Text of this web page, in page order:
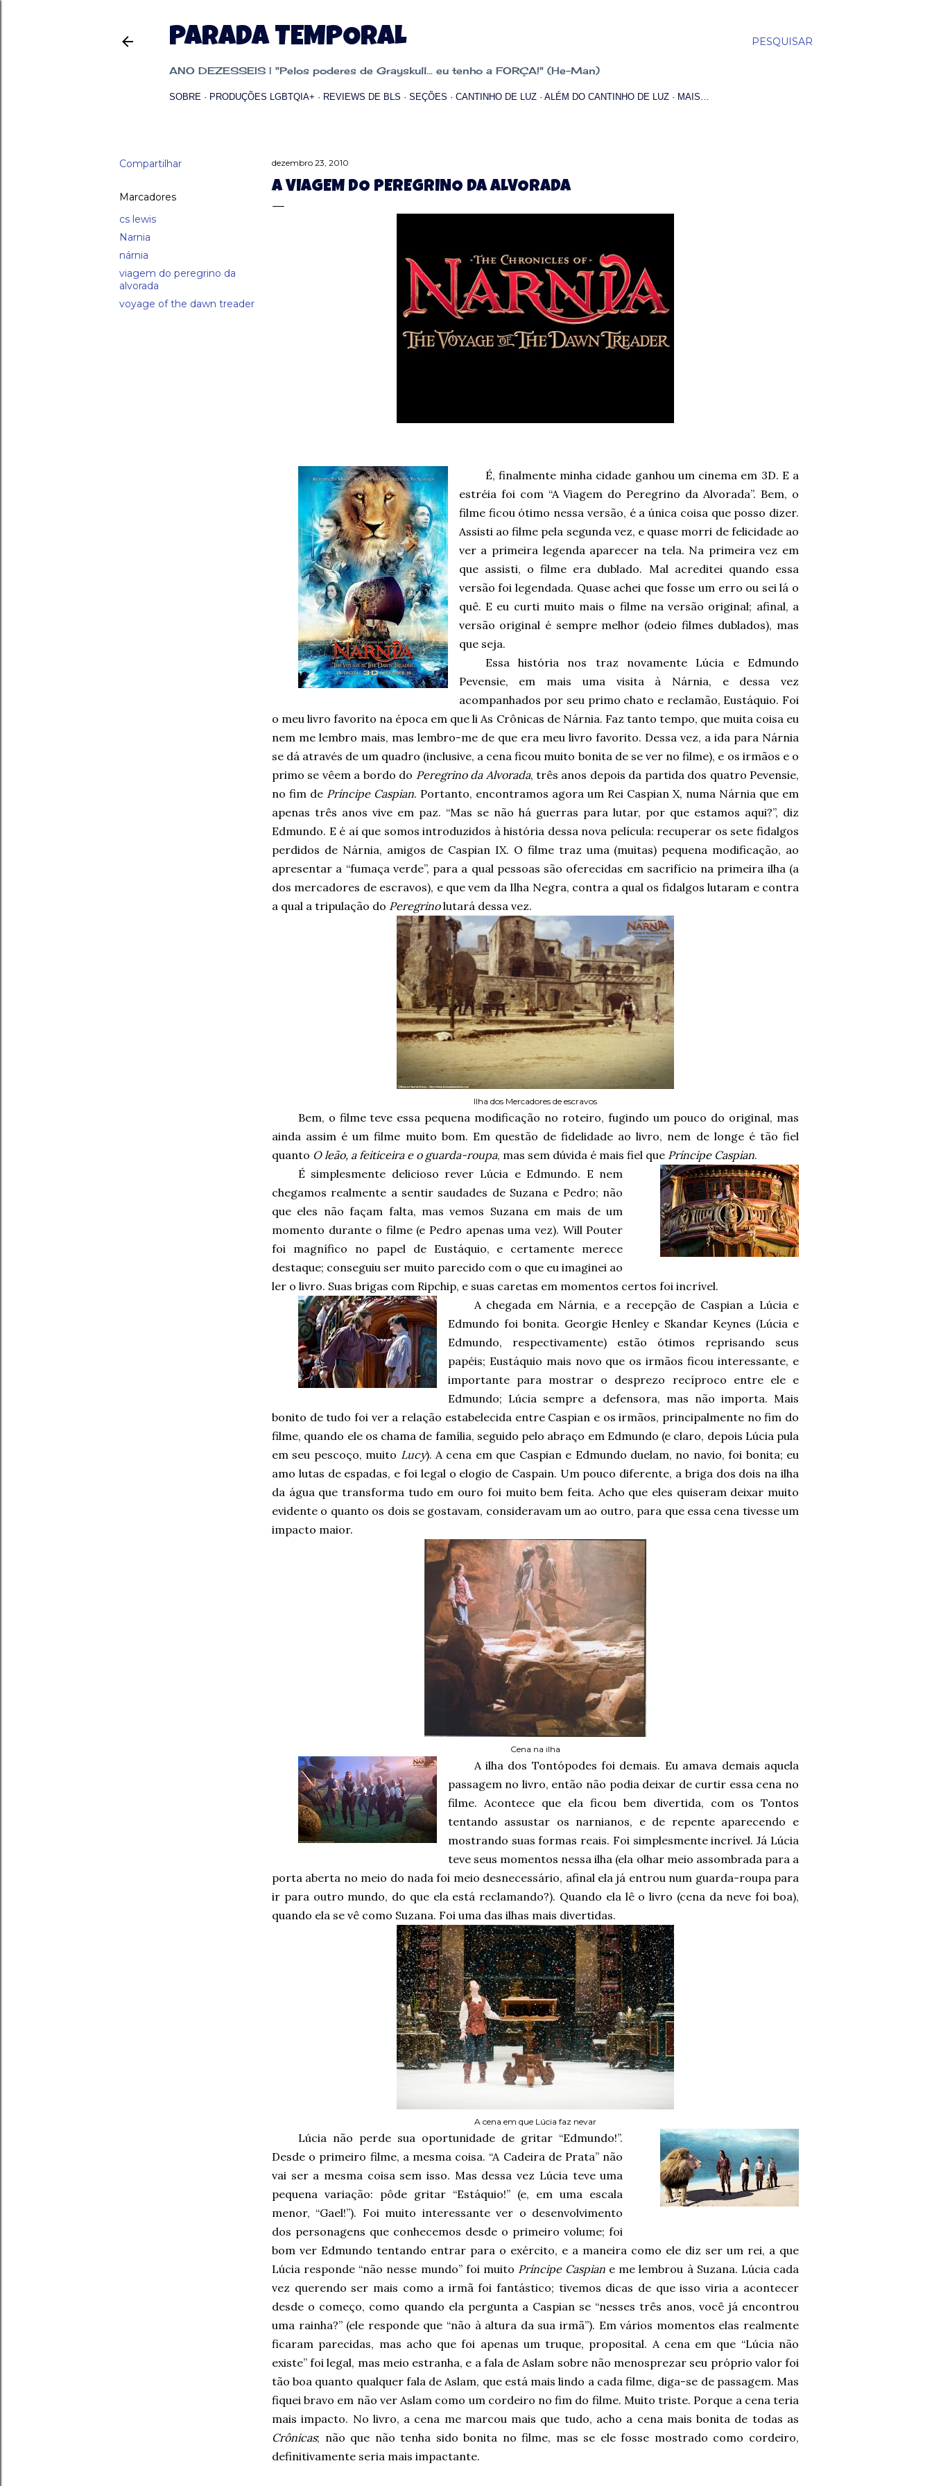
PESQUISAR
PARADA TEMPORAL
ANO DEZESSEIS | "Pelos poderes de Grayskull... eu tenho a FORÇA!" (He-Man)
SOBRE PRODUÇÕES LGBTQIA+ REVIEWS DE BLS SEÇÕES CANTINHO DE LUZ ALÉM DO CANTINHO DE LUZ MAIS…
Compartilhar
Marcadores
cs lewis
Narnia
nárnia
viagem do peregrino da
alvorada
voyage of the dawn treader
dezembro 23, 2010
A VIAGEM DO PEREGRINO DA ALVORADA
É, finalmente minha cidade ganhou um cinema em 3D. E a
estréia foi com “A Viagem do Peregrino da Alvorada”. Bem, o
filme ficou ótimo nessa versão, é a única coisa que posso dizer.
Assisti ao filme pela segunda vez, e quase morri de felicidade ao
ver a primeira legenda aparecer na tela. Na primeira vez em
que assisti, o filme era dublado. Mal acreditei quando essa
versão foi legendada. Quase achei que fosse um erro ou sei lá o
quê. E eu curti muito mais o filme na versão original; afinal, a
versão original é sempre melhor (odeio filmes dublados), mas
que seja.
Essa história nos traz novamente Lúcia e Edmundo
Pevensie, em mais uma visita à Nárnia, e dessa vez
acompanhados por seu primo chato e reclamão, Eustáquio. Foi
o meu livro favorito na época em que li As Crônicas de Nárnia. Faz tanto tempo, que muita coisa eu
nem me lembro mais, mas lembro-me de que era meu livro favorito. Dessa vez, a ida para Nárnia
se dá através de um quadro (inclusive, a cena ficou muito bonita de se ver no filme), e os irmãos e o
primo se vêem a bordo do Peregrino da Alvorada, três anos depois da partida dos quatro Pevensie,
no fim de Príncipe Caspian. Portanto, encontramos agora um Rei Caspian X, numa Nárnia que em
apenas três anos vive em paz. “Mas se não há guerras para lutar, por que estamos aqui?”, diz
Edmundo. E é aí que somos introduzidos à história dessa nova película: recuperar os sete fidalgos
perdidos de Nárnia, amigos de Caspian IX. O filme traz uma (muitas) pequena modificação, ao
apresentar a “fumaça verde”, para a qual pessoas são oferecidas em sacrifício na primeira ilha (a
dos mercadores de escravos), e que vem da Ilha Negra, contra a qual os fidalgos lutaram e contra
a qual a tripulação do Peregrinolutará dessa vez.
Ilha dos Mercadores de escravos
Bem, o filme teve essa pequena modificação no roteiro, fugindo um pouco do original, mas
ainda assim é um filme muito bom. Em questão de fidelidade ao livro, nem de longe é tão fiel
quanto O leão, a feiticeira e o guarda-roupa, mas sem dúvida é mais fiel que Príncipe Caspian.
É simplesmente delicioso rever Lúcia e Edmundo. E nem
chegamos realmente a sentir saudades de Suzana e Pedro; não
que eles não façam falta, mas vemos Suzana em mais de um
momento durante o filme (e Pedro apenas uma vez). Will Pouter
foi magnífico no papel de Eustáquio, e certamente merece
destaque; conseguiu ser muito parecido com o que eu imaginei ao
ler o livro. Suas brigas com Ripchip, e suas caretas em momentos certos foi incrível.
A chegada em Nárnia, e a recepção de Caspian a Lúcia e
Edmundo foi bonita. Georgie Henley e Skandar Keynes (Lúcia e
Edmundo, respectivamente) estão ótimos reprisando seus
papéis; Eustáquio mais novo que os irmãos ficou interessante, e
importante para mostrar o desprezo recíproco entre ele e
Edmundo; Lúcia sempre a defensora, mas não importa. Mais
bonito de tudo foi ver a relação estabelecida entre Caspian e os irmãos, principalmente no fim do
filme, quando ele os chama de família, seguido pelo abraço em Edmundo (e claro, depois Lúcia pula
em seu pescoço, muito Lucy). A cena em que Caspian e Edmundo duelam, no navio, foi bonita; eu
amo lutas de espadas, e foi legal o elogio de Caspain. Um pouco diferente, a briga dos dois na ilha
da água que transforma tudo em ouro foi muito bem feita. Acho que eles quiseram deixar muito
evidente o quanto os dois se gostavam, consideravam um ao outro, para que essa cena tivesse um
impacto maior.
Cena na ilha
A ilha dos Tontópodes foi demais. Eu amava demais aquela
passagem no livro, então não podia deixar de curtir essa cena no
filme. Acontece que ela ficou bem divertida, com os Tontos
tentando assustar os narnianos, e de repente aparecendo e
mostrando suas formas reais. Foi simplesmente incrível. Já Lúcia
teve seus momentos nessa ilha (ela olhar meio assombrada para a
porta aberta no meio do nada foi meio desnecessário, afinal ela já entrou num guarda-roupa para
ir para outro mundo, do que ela está reclamando?). Quando ela lê o livro (cena da neve foi boa),
quando ela se vê como Suzana. Foi uma das ilhas mais divertidas.
A cena em que Lúcia faz nevar
Lúcia não perde sua oportunidade de gritar “Edmundo!”.
Desde o primeiro filme, a mesma coisa. “A Cadeira de Prata” não
vai ser a mesma coisa sem isso. Mas dessa vez Lúcia teve uma
pequena variação: pôde gritar “Estáquio!” (e, em uma escala
menor, “Gael!”). Foi muito interessante ver o desenvolvimento
dos personagens que conhecemos desde o primeiro volume; foi
bom ver Edmundo tentando entrar para o exército, e a maneira como ele diz ser um rei, a que
Lúcia responde “não nesse mundo” foi muito Príncipe Caspian e me lembrou à Suzana. Lúcia cada
vez querendo ser mais como a irmã foi fantástico; tivemos dicas de que isso viria a acontecer
desde o começo, como quando ela pergunta a Caspian se “nesses três anos, você já encontrou
uma rainha?” (ele responde que “não à altura da sua irmã”). Em vários momentos elas realmente
ficaram parecidas, mas acho que foi apenas um truque, proposital. A cena em que “Lúcia não
existe” foi legal, mas meio estranha, e a fala de Aslam sobre não menosprezar seu próprio valor foi
tão boa quanto qualquer fala de Aslam, que está mais lindo a cada filme, diga-se de passagem. Mas
fiquei bravo em não ver Aslam como um cordeiro no fim do filme. Muito triste. Porque a cena teria
mais impacto. No livro, a cena me marcou mais que tudo, acho a cena mais bonita de todas as
Crônicas; não que não tenha sido bonita no filme, mas se ele fosse mostrado como cordeiro,
definitivamente seria mais impactante.